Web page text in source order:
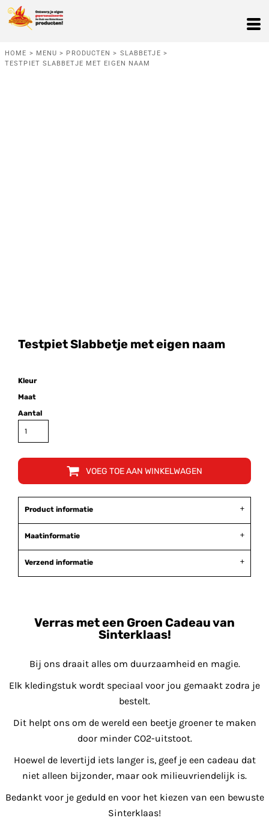
HOME > MENU > PRODUCTEN > SLABBETJE >
TESTPIET SLABBETJE MET EIGEN NAAM
Testpiet Slabbetje met eigen naam
Kleur
Maat
Aantal
VOEG TOE AAN WINKELWAGEN
Product informatie
Maatinformatie
Verzend informatie
Verras met een Groen Cadeau van
Sinterklaas!
Bij ons draait alles om duurzaamheid en magie.
Elk kledingstuk wordt speciaal voor jou gemaakt zodra je
bestelt.
Dit helpt ons om de wereld een beetje groener te maken
door minder CO2-uitstoot.
Hoewel de levertijd iets langer is, geef je een cadeau dat
niet alleen bijzonder, maar ook milieuvriendelijk is.
Bedankt voor je geduld en voor het kiezen van een bewuste
Sinterklaas!